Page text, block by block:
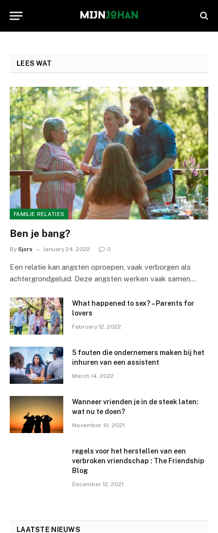
LEES WAT
FAMILIE RELATIES
Ben je bang?
By Sjors January 24, 2022 0
Een relatie kan angsten oproepen, vaak verborgen als
achtergrondgeluid. Deze angsten werken vaak samen…
What happened to sex? – Parents for
lovers
February 12, 2022
5 fouten die ondernemers maken bij het
inhuren van een assistent
March 14, 2022
Wanneer vrienden je in de steek laten:
wat nu te doen?
November 10, 2021
regels voor het herstellen van een
verbroken vriendschap : The Friendship
Blog
December 12, 2021
LAATSTE NIEUWS